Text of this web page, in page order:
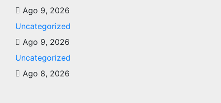
Ago 9, 2026
Uncategorized
Ago 9, 2026
Uncategorized
Ago 8, 2026